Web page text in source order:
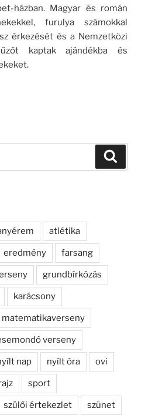
házban. Magyar és román
furulya számokkal
érkezését és a Nemzetközi
kaptak ajándékba és
atlétika
eredmény farsang
grundbírkózás
karácsony
matematikaverseny
verseny
nap nyílt óra ovi
sport
szülői értekezlet szünet